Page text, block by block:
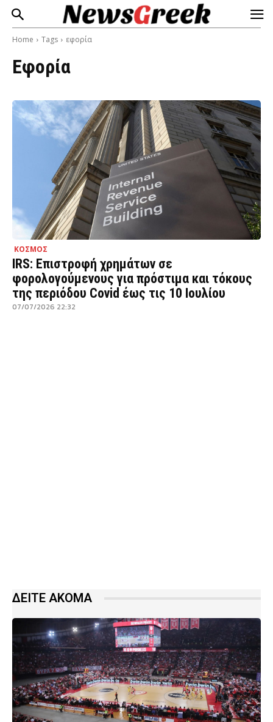
Home Tags εφορία
Εφορία
ΚΟΣΜΟΣ
IRS: Επιστροφή χρημάτων σε
φορολογούμενους για πρόστιμα και τόκους
της περιόδου Covid έως τις 10 Ιουλίου
07/07/2026 22:32
ΔΕΙΤΕ ΑΚΟΜΑ